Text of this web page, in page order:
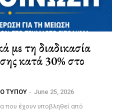
με τη διαδικασία
κατά 30% στο
ΤΥΠΟΥ - June 25, 2026
που έχουν υποβληθεί από